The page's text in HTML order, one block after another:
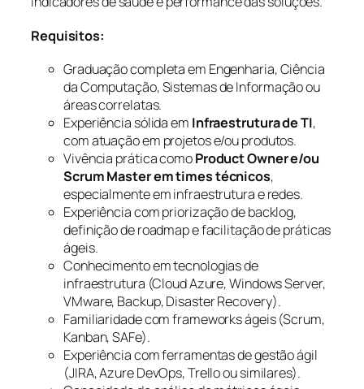
Requisitos:
Graduação completa em Engenharia, Ciência
da Computação, Sistemas de Informação ou
áreas correlatas.
Experiência sólida em Infraestrutura de TI,
com atuação em projetos e/ou produtos.
Vivência prática comoProduct Owner e/ou
Scrum Master em times técnicos,
especialmente em infraestrutura e redes.
Experiência com priorização de backlog,
definição de roadmap e facilitação de práticas
ágeis.
Conhecimento em tecnologias de
infraestrutura (Cloud Azure, Windows Server,
VMware, Backup, Disaster Recovery).
Familiaridade com frameworks ágeis (Scrum,
Kanban, SAFe).
Experiência com ferramentas de gestão ágil
(JIRA, Azure DevOps, Trello ou similares).